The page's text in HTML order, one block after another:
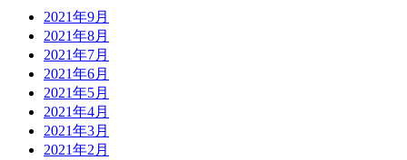
2021年9月
2021年8月
2021年7月
2021年6月
2021年5月
2021年4月
2021年3月
2021年2月